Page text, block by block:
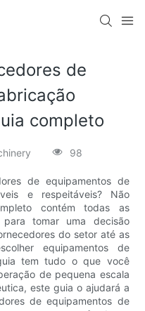
de
completo
98
de equipamentos de
​​e respeitáveis? Não
contém todas as
tomar uma decisão
do setor até as
equipamentos de
tem tudo o que você
de pequena escala
este guia o ajudará a
de equipamentos de